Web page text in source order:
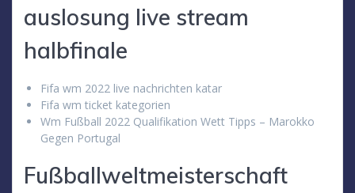
auslosung live stream
halbfinale
Fifa wm 2022 live nachrichten katar
Fifa wm ticket kategorien
Wm Fußball 2022 Qualifikation Wett Tipps – Marokko
Gegen Portugal
Fußballweltmeisterschaft